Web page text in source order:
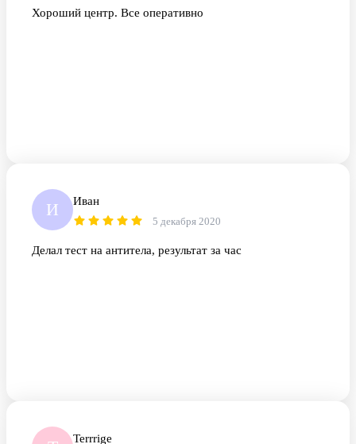
Хороший центр. Все оперативно
И Иван
5 декабря 2020
Делал тест на антитела, результат за час
Terrrige